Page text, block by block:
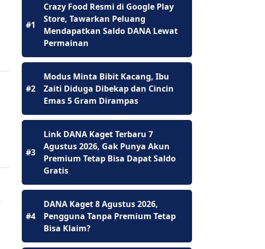
#1
Crazy Food Resmi di Google Play
Store, Tawarkan Peluang
Mendapatkan Saldo DANA Lewat
Permainan
#2
Modus Minta Bibit Kacang, Ibu
Zaiti Diduga Dibekap dan Cincin
Emas 5 Gram Dirampas
#3
Link DANA Kaget Terbaru 7
Agustus 2026, Gak Punya Akun
Premium Tetap Bisa Dapat Saldo
Gratis
#4
DANA Kaget 8 Agustus 2026,
Pengguna Tanpa Premium Tetap
Bisa Klaim?